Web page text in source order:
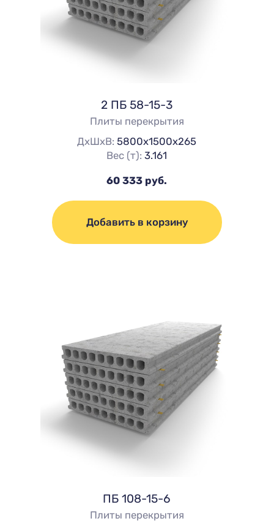
2 ПБ 58-15-3
Плиты перекрытия
ДхШхВ:5800х1500х265
Вес (т):3.161
60 333 руб.
Добавить в корзину
ПБ 108-15-6
Плиты перекрытия